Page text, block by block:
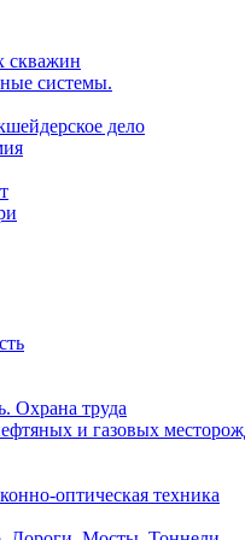
скважин
системы.
дело
Охрана труда
и газовых
оптическая техника